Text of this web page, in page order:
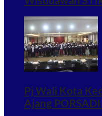
Pj Wali Kota
Ajang